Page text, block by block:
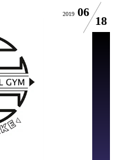
2019 06
18